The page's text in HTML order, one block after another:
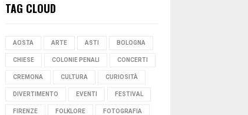
TAG CLOUD
AOSTA ARTE ASTI BOLOGNA
CHIESE COLONIE PENALI CONCERTI
CREMONA CULTURA CURIOSITÀ
DIVERTIMENTO EVENTI FESTIVAL
FIRENZE FOLKLORE FOTOGRAFIA